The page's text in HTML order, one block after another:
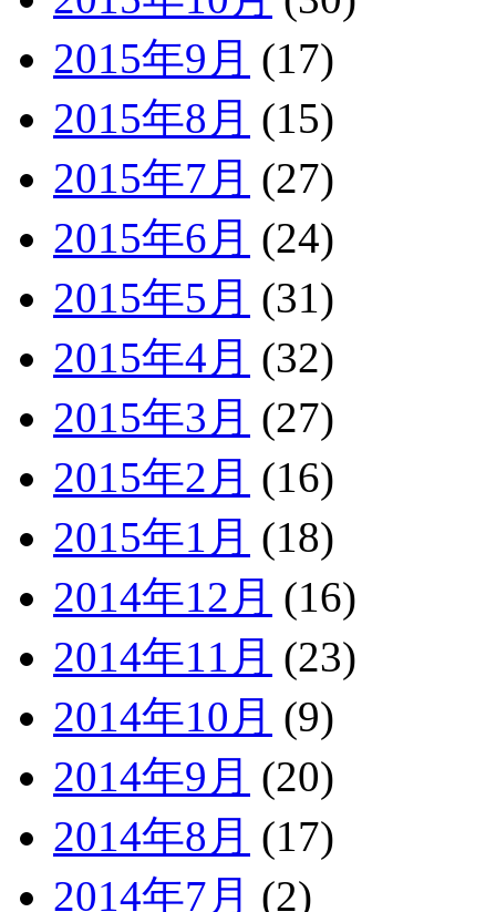
2015年9月 (17)
2015年8月 (15)
2015年7月 (27)
2015年6月 (24)
2015年5月 (31)
2015年4月 (32)
2015年3月 (27)
2015年2月 (16)
2015年1月 (18)
2014年12月 (16)
2014年11月 (23)
2014年10月 (9)
2014年9月 (20)
2014年8月 (17)
2014年7月 (2)